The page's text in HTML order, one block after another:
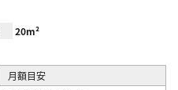
20m²
月額目安